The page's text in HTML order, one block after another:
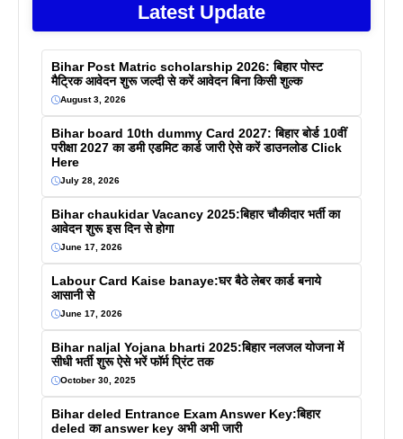
Latest Update
Bihar Post Matric scholarship 2026: बिहार पोस्ट
मैट्रिक आवेदन शुरू जल्दी से करें आवेदन बिना किसी शुल्क
August 3, 2026
Bihar board 10th dummy Card 2027: बिहार बोर्ड 10वीं
परीक्षा 2027 का डमी एडमिट कार्ड जारी ऐसे करें डाउनलोड Click
Here
July 28, 2026
Bihar chaukidar Vacancy 2025:बिहार चौकीदार भर्ती का
आवेदन शुरू इस दिन से होगा
June 17, 2026
Labour Card Kaise banaye:घर बैठे लेबर कार्ड बनाये
आसानी से
June 17, 2026
Bihar naljal Yojana bharti 2025:बिहार नलजल योजना में
सीधी भर्ती शुरू ऐसे भरें फॉर्म प्रिंट तक
October 30, 2025
Bihar deled Entrance Exam Answer Key:बिहार
deled का answer key अभी अभी जारी